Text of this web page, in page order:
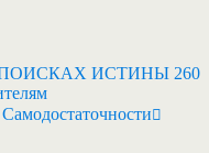
ИСТИНЫ 260